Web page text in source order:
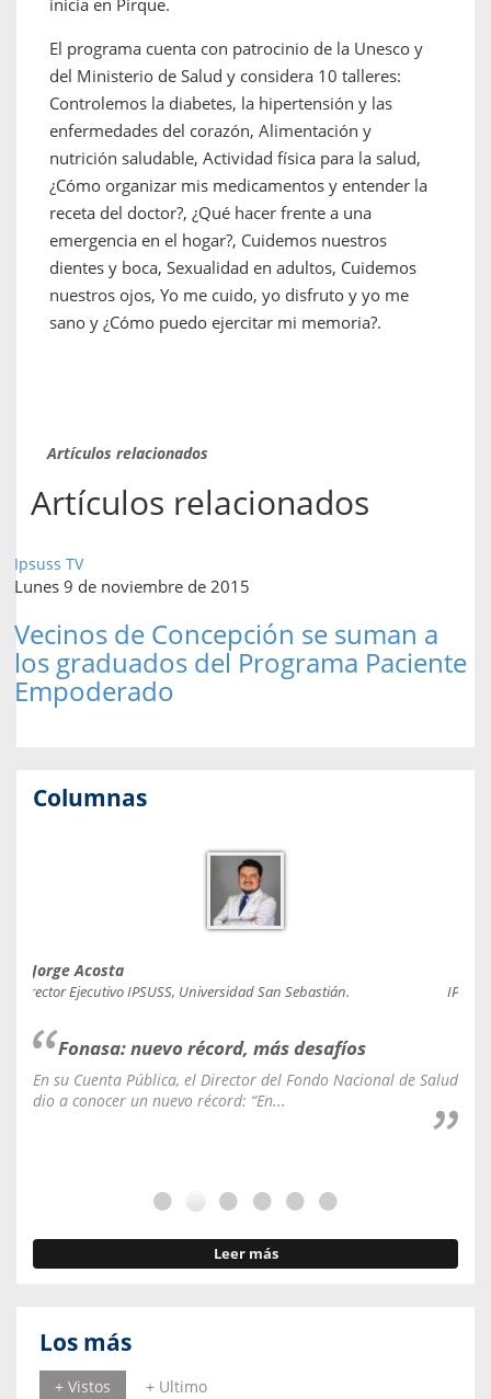
inicia en Pirque.
El programa cuenta con patrocinio de la Unesco y
del Ministerio de Salud y considera 10 talleres:
Controlemos la diabetes, la hipertensión y las
enfermedades del corazón, Alimentación y
nutrición saludable, Actividad física para la salud,
¿Cómo organizar mis medicamentos y entender la
receta del doctor?, ¿Qué hacer frente a una
emergencia en el hogar?, Cuidemos nuestros
dientes y boca, Sexualidad en adultos, Cuidemos
nuestros ojos, Yo me cuido, yo disfruto y yo me
sano y ¿Cómo puedo ejercitar mi memoria?.
Artículos relacionados
Artículos relacionados
Ipsuss TV
Lunes 9 de noviembre de 2015
Vecinos de Concepción se suman a
los graduados del Programa Paciente
Empoderado
Columnas
Jorge Acosta
Director Ejecutivo IPSUSS, Universidad San Sebastián.
Fonasa: nuevo récord, más desafíos
En su Cuenta Pública, el Director del Fondo Nacional de Salud
dio a conocer un nuevo récord: “En...
Leer más
Los más
+ Vistos
+ Ultimo